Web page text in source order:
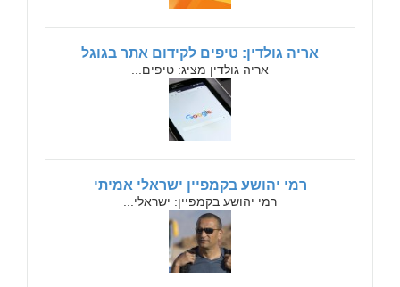
אריה גולדין: טיפים לקידום אתר בגוגל
אריה גולדין מציג: טיפים...
רמי יהושע בקמפיין ישראלי אמיתי
רמי יהושע בקמפיין: ישראלי...